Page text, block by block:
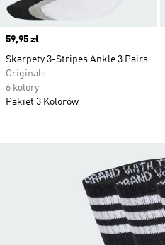
Price
59,95 zł
Skarpety 3-Stripes Ankle 3 Pairs
Originals
6 kolory
Pakiet 3 Kolorów